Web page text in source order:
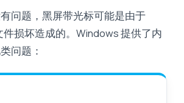
问题，黑屏带光标可能是由于
损坏造成的。Windows 提供了内
问题：